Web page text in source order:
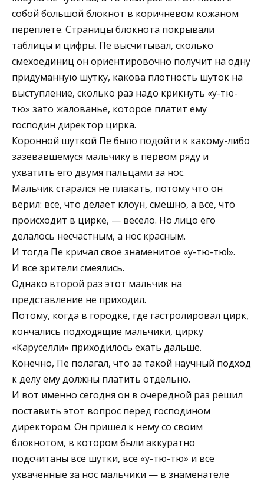
собой большой блокнот в коричневом кожаном
переплете. Страницы блокнота покрывали
таблицы и цифры. Пе высчитывал, сколько
смехоединиц он ориентировочно получит на одну
придуманную шутку, какова плотность шуток на
выступление, сколько раз надо крикнуть «у-тю-
тю» зато жалованье, которое платит ему
господин директор цирка.
Коронной шуткой Пе было подойти к какому-либо
зазевавшемуся мальчику в первом ряду и
ухватить его двумя пальцами за нос.
Мальчик старался не плакать, потому что он
верил: все, что делает клоун, смешно, а все, что
происходит в цирке, — весело. Но лицо его
делалось несчастным, а нос красным.
И тогда Пе кричал свое знаменитое «у-тю-тю!».
И все зрители смеялись.
Однако второй раз этот мальчик на
представление не приходил.
Потому, когда в городке, где гастролировал цирк,
кончались подходящие мальчики, цирку
«Каруселли» приходилось ехать дальше.
Конечно, Пе полагал, что за такой научный подход
к делу ему должны платить отдельно.
И вот именно сегодня он в очередной раз решил
поставить этот вопрос перед господином
директором. Он пришел к нему со своим
блокнотом, в котором были аккуратно
подсчитаны все шутки, все «у-тю-тю» и все
ухваченные за нос мальчики — в знаменателе